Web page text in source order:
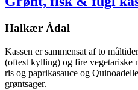
Halkær Ådal
Kassen er sammensat af to
(oftest kylling) og fire vegetariske
ris og paprikasauce og
grøntsager.